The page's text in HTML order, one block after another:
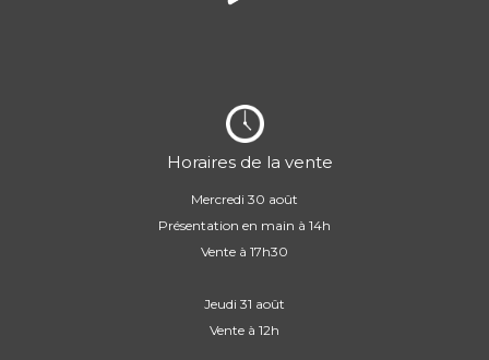
Horaires de la vente
Mercredi 30 août
Présentation en main à 14h
Vente à 17h30
Jeudi 31 août
Vente à 12h